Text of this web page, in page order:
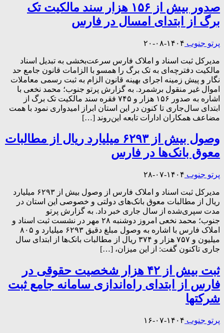
صدور بیش از ۱۵۶ هزار سند مالکیت تک
برگ از ابتدای امسال در فارس
پرتو جنوب ۱۴۰۴-۰۸-۲۰
مدیرکل ثبت اسناد و املاک فارس سرعت‌بخشی به تبدیل اسناد
مالکیت دفترچه‌ای به تک برگ را همسو با الزامات قانون جامع حد
نگار و پیش زمینه اجرای بهینه قانون الزام به ثبت رسمی معاملات
اموال غیر منقول برشمرد. به گزارش پرتو جنوب؛ محمد نخعی با
اشاره به صدور ۱۵۶ هزار و ۷۴۵ فقره سند مالکیت تک برگ از
ابتدای سال‌جاری تا کنون در این استان ابراز امیدواری نمود با همت
مضاعف همکاران ادارات تابعه این‌روند […]
وصول بیش از ۶۲۹۳ میلیارد ریال از مطالبات
معوق بانک‌ها در فارس
پرتو جنوب ۱۴۰۴-۰۷-۲۸
مدیرکل ثبت اسناد و املاک فارس از وصول بیش از ۶۲۹۳ میلیارد
ریال از مطالبات معوق بانک‌های دولتی و خصوصی این استان در
مدت سپری‌شده از سال جاری خبر داد. به گزارش پرتو
جنوب؛ محمد نخعی امروز دوشنبه‌ ۲۸ مهر در نشست ثبت اسناد و
املاک فارس با اشاره به وصول مبلغ دقیق ۶۲۹۳ میلیارد و ۸۰۵
میلیون و ۷۵۷ هزار و ۳۷۴ ریال از مطالبات بانک‌ها از ابتدای سال
جاری تاکنون گفت: از این میزان، […]
ثبت بیش از ۴۲ هزار شخصیت حقوقی در
فارس از ابتدای راه‌اندازی سامانه جامع ثبت
شرکتها
پرتو جنوب ۱۴۰۴-۰۷-۱۶